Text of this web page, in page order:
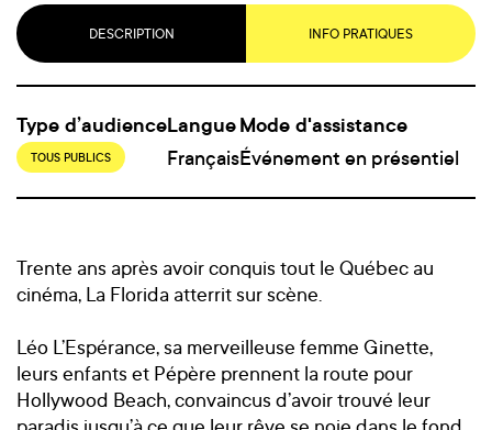
DESCRIPTION INFO PRATIQUES
Type d’audience
TOUS PUBLICS
Langue
Français
Mode d'assistance
Événement en présentiel
Trente ans après avoir conquis tout le Québec au
cinéma, La Florida atterrit sur scène.
Léo L’Espérance, sa merveilleuse femme Ginette,
leurs enfants et Pépère prennent la route pour
Hollywood Beach, convaincus d’avoir trouvé leur